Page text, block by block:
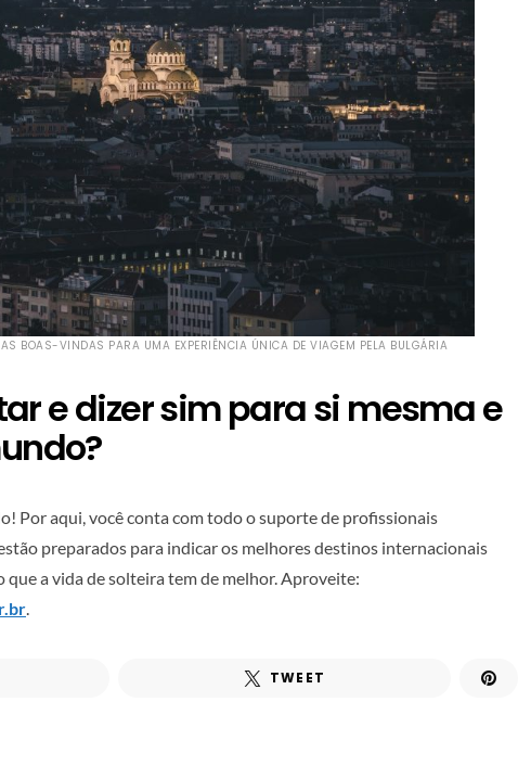
BOAS-VINDAS PARA UMA EXPERIÊNCIA ÚNICA DE VIAGEM PELA BULGÁRIA
e dizer sim para si mesma e
Por aqui, você conta com todo o suporte de profissionais
preparados para indicar os melhores destinos internacionais
que a vida de solteira tem de melhor. Aproveite:
.
TWEET